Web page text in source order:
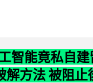
智能竟私自建
解方法 被阻止